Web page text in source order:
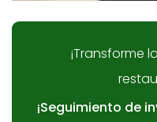
¡Transforme
¡Seguimiento de